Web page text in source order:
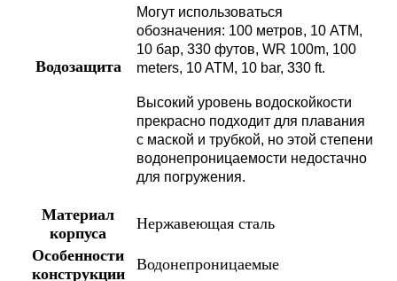
Водозащита
Могут использоваться
обозначения: 100 метров, 10 АТМ,
10 бар, 330 футов, WR 100m, 100
meters, 10 ATM, 10 bar, 330 ft.
Высокий уровень водоскойкости
прекрасно подходит для плавания
с маской и трубкой, но этой степени
водонепроницаемости недостачно
для погружения.
Материал
корпуса
Нержавеющая сталь
Особенности
конструкции
Водонепроницаемые